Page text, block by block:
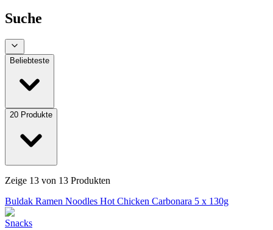
Suche
Beliebteste
20 Produkte
Zeige 13 von 13 Produkten
Buldak Ramen Noodles Hot Chicken Carbonara 5 x 130g
Snacks